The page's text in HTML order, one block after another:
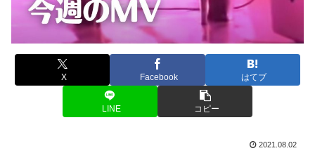
X Facebook はてブ
LINE コピー
2021.08.02